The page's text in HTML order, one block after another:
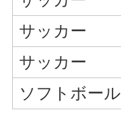
サッカー
サッカー
ソフトボール